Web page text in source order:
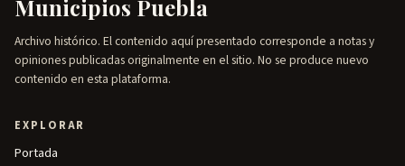
Municipios Puebla
Archivo histórico. El contenido aquí presentado corresponde a notas y
opiniones publicadas originalmente en el sitio. No se produce nuevo
contenido en esta plataforma.
EXPLORAR
Portada